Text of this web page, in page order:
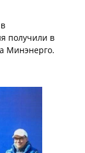
получили в
Минэнерго.